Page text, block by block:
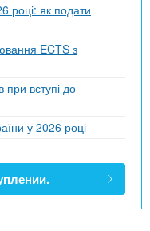
році: як подати
ECTS з
при вступі до
у 2026 році